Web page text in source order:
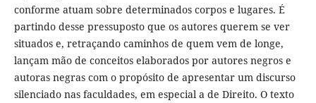
conforme atuam sobre determinados corpos e lugares. É
partindo desse pressuposto que os autores querem se ver
situados e, retraçando caminhos de quem vem de longe,
lançam mão de conceitos elaborados por autores negros e
autoras negras com o propósito de apresentar um discurso
silenciado nas faculdades, em especial a de Direito. O texto